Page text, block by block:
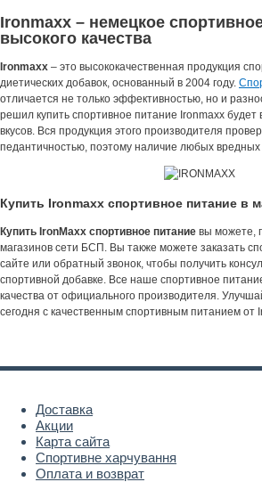
Ironmaxx – немецкое
высокого качества
Ironmaxx – это высококачественная продукция
диетических добавок, основанный в 2004 году.
отличается не только эффективностью, но и
решил купить спортивное питание Ironmaxx
вкусов. Вся продукция этого производителя
педантичностью, поэтому наличие любых
Купить Ironmaxx спортивное питание в
Купить IronMaxx спортивное питание вы можете,
магазинов сети БСП. Вы также можете заказать
сайте или обратный звонок, чтобы получить
спортивной добавке. Все наше спортивное
качества от официального производителя.
сегодня с качественным спортивным питанием от
Доставка
Акции
Карта сайта
Спортивне харчування
Оплата и возврат